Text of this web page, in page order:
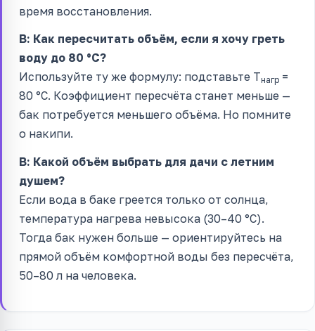
время восстановления.
В: Как пересчитать объём, если я хочу греть
воду до 80 °C?
Используйте ту же формулу: подставьте Tнагр =
80 °C. Коэффициент пересчёта станет меньше —
бак потребуется меньшего объёма. Но помните
о накипи.
В: Какой объём выбрать для дачи с летним
душем?
Если вода в баке греется только от солнца,
температура нагрева невысока (30–40 °C).
Тогда бак нужен больше — ориентируйтесь на
прямой объём комфортной воды без пересчёта,
50–80 л на человека.